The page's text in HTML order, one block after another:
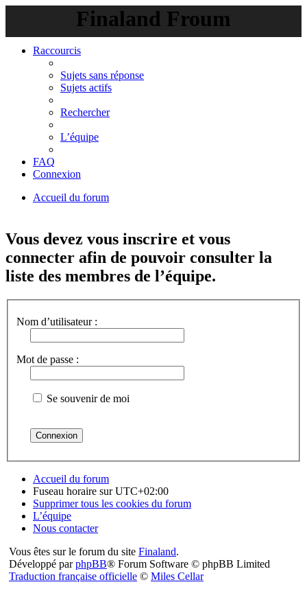
Finaland Froum
Raccourcis
Sujets sans réponse
Sujets actifs
Rechercher
L’équipe
FAQ
Connexion
Accueil du forum
Vous devez vous inscrire et vous
connecter afin de pouvoir consulter la
liste des membres de l’équipe.
Nom d’utilisateur :
Mot de passe :
Se souvenir de moi
Accueil du forum
Fuseau horaire surUTC+02:00
Supprimer tous les cookies du forum
L’équipe
Nous contacter
Vous êtes sur le forum du site Finaland.
Développé parphpBB® Forum Software © phpBB Limited
Traduction française officielle © Miles Cellar